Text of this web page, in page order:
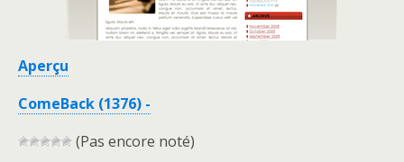
Aperçu
ComeBack (1376) -
(Pas encore noté)